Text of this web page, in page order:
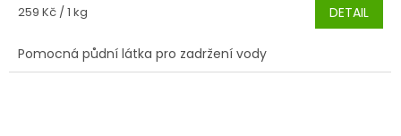
Měrná
259 Kč / 1 kg DETAIL
Pomocná půdní látka pro zadržení vody